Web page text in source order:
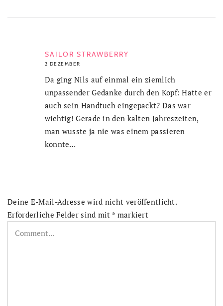
SAILOR STRAWBERRY
2 DEZEMBER
Da ging Nils auf einmal ein ziemlich
unpassender Gedanke durch den Kopf: Hatte er
auch sein Handtuch eingepackt? Das war
wichtig! Gerade in den kalten Jahreszeiten,
man wusste ja nie was einem passieren
konnte…
Deine E-Mail-Adresse wird nicht veröffentlicht.
Erforderliche Felder sind mit * markiert